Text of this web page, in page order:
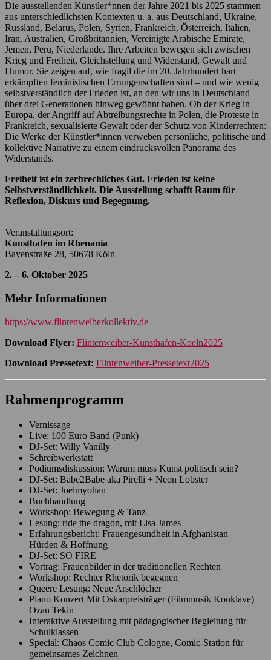
Die ausstellenden Künstler*nnen der Jahre 2021 bis 2025 stammen
aus unterschiedlichsten Kontexten u. a. aus Deutschland, Ukraine,
Russland, Belarus, Polen, Syrien, Frankreich, Österreich, Italien,
Iran, Australien, Großbritannien, Vereinigte Arabische Emirate,
Jemen, Peru, Niederlande. Ihre Arbeiten bewegen sich zwischen
Krieg und Freiheit, Gleichstellung und Widerstand, Gewalt und
Humor. Sie zeigen auf, wie fragil die im 20. Jahrhundert hart
erkämpften feministischen Errungenschaften sind – und wie wenig
selbstverständlich der Frieden ist, an den wir uns in Deutschland
über drei Generationen hinweg gewöhnt haben. Ob der Krieg in
Europa, der Angriff auf Abtreibungsrechte in Polen, die Proteste in
Frankreich, sexualisierte Gewalt oder der Schutz von Kinderrechten:
Die Werke der Künstler*innen verweben persönliche, politische und
kollektive Narrative zu einem eindrucksvollen Panorama des
Widerstands.
Freiheit ist ein zerbrechliches Gut. Frieden ist keine
Selbstverständlichkeit. Die Ausstellung schafft Raum für
Reflexion, Diskurs und Begegnung.
Veranstaltungsort:
Kunsthafen im Rhenania
Bayenstraße 28, 50678 Köln
2. – 6. Oktober 2025
Mehr Informationen
https://www.flintenweiberkollektiv.de
Download Flyer: Flintenweiber-Kunsthafen-Koeln2025
Download Pressetext: Flintenweiber-Pressetext2025
Rahmenprogramm
Vernissage
Live: 100 Euro Band (Punk)
DJ-Set: Willy Vanilly
Schreibwerkstatt
Podiumsdiskussion: Warum muss Kunst politisch sein?
DJ-Set: Babe2Babe aka Pirelli + Neon Lobster
DJ-Set: Joelmyohan
Buchhandlung
Workshop: Bewegung & Tanz
Lesung: ride the dragon, mit Lisa James
Erfahrungsbericht: Frauengesundheit in Afghanistan –
Hürden & Hoffnung
DJ-Set: SO FIRE
Vortrag: Frauenbilder in der traditionellen Rechten
Workshop: Rechter Rhetorik begegnen
Queere Lesung: Neue Arschlöcher
Piano Konzert Mit Oskarpreisträger (Filmmusik Konklave)
Ozan Tekin
Interaktive Ausstellung mit pädagogischer Begleitung für
Schulklassen
Special: Chaos Comic Club Cologne, Comic-Station für
gemeinsames Zeichnen